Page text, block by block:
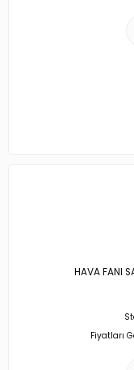
HAVA FANI
Fiyatları